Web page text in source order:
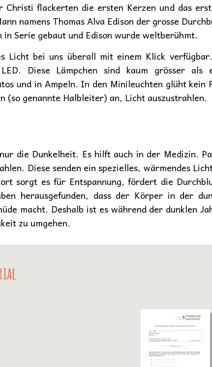
Christi flackerten die ersten Kerzen und das
namens Thomas Alva Edison der grosse
in Serie gebaut und Edison wurde weltberühmt.
Licht bei uns überall mit einem Klick
Diese Lämpchen sind kaum grösser
und in Ampeln. In den Minileuchten glüht
(so genannte Halbleiter) an, Licht auszustrahlen.
die Dunkelheit. Es hilft auch in der Medizin.
Diese senden ein spezielles, wärmendes
sorgt es für Entspannung, fördert die
herausgefunden, dass der Körper in der
macht. Deshalb ist es während der dunklen
zu umgehen.